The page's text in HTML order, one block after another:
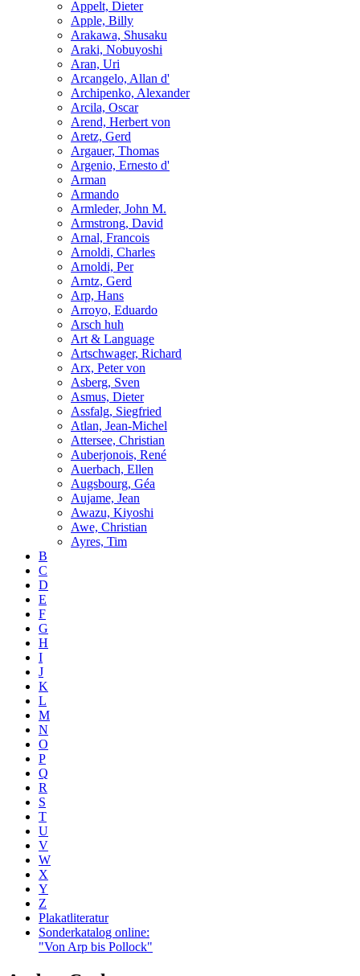
Appelt, Dieter
Apple, Billy
Arakawa, Shusaku
Araki, Nobuyoshi
Aran, Uri
Arcangelo, Allan d'
Archipenko, Alexander
Arcila, Oscar
Arend, Herbert von
Aretz, Gerd
Argauer, Thomas
Argenio, Ernesto d'
Arman
Armando
Armleder, John M.
Armstrong, David
Arnal, Francois
Arnoldi, Charles
Arnoldi, Per
Arntz, Gerd
Arp, Hans
Arroyo, Eduardo
Arsch huh
Art & Language
Artschwager, Richard
Arx, Peter von
Asberg, Sven
Asmus, Dieter
Assfalg, Siegfried
Atlan, Jean-Michel
Attersee, Christian
Auberjonois, René
Auerbach, Ellen
Augsbourg, Géa
Aujame, Jean
Awazu, Kiyoshi
Awe, Christian
Ayres, Tim
B
C
D
E
F
G
H
I
J
K
L
M
N
O
P
Q
R
S
T
U
V
W
X
Y
Z
Plakatliteratur
Sonderkatalog online:
"Von Arp bis Pollock"